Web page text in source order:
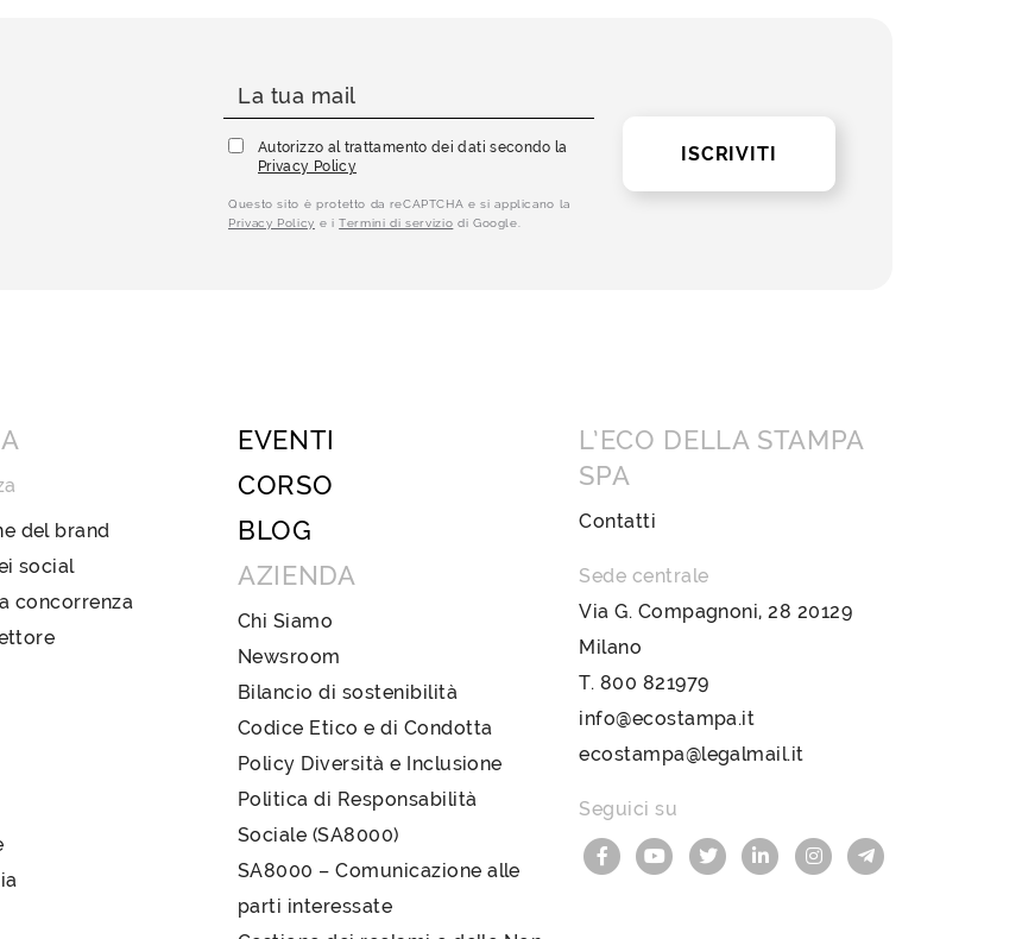
Autorizzo al trattamento dei dati secondo la
Privacy Policy
Questo sito è protetto da reCAPTCHA e si applicano la
Privacy Policy e iTermini di servizio di Google.
ISCRIVITI
del brand
social
concorrenza
EVENTI
CORSO
BLOG
AZIENDA
Chi Siamo
Newsroom
Bilancio di sostenibilità
Codice Etico e di Condotta
Policy Diversità e Inclusione
Politica di Responsabilità
Sociale (SA8000)
SA8000 – Comunicazione alle
parti interessate
L’ECO DELLA STAMPA
SPA
Contatti
Sede centrale
Via G. Compagnoni, 28 20129
Milano
T. 800 821979
info@ecostampa.it
ecostampa@legalmail.it
Seguici su